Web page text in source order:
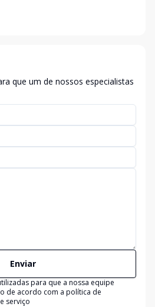
que um de nossos especialistas
Enviar
para que a nossa equipe
de acordo com a política de
serviço